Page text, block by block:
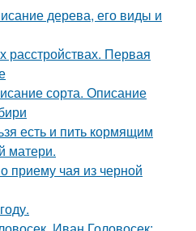
дерева, его виды и
расстройствах. Первая
сорта. Описание
есть и пить кормящим
матери.
приему чая из черной